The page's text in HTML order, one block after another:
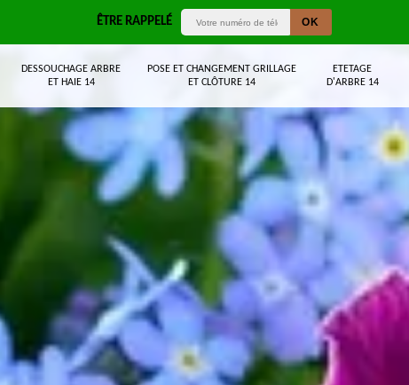
ÊTRE RAPPELÉ
DESSOUCHAGE ARBRE
ET HAIE 14
POSE ET CHANGEMENT GRILLAGE
ET CLÔTURE 14
ETETAGE
D'ARBRE 14